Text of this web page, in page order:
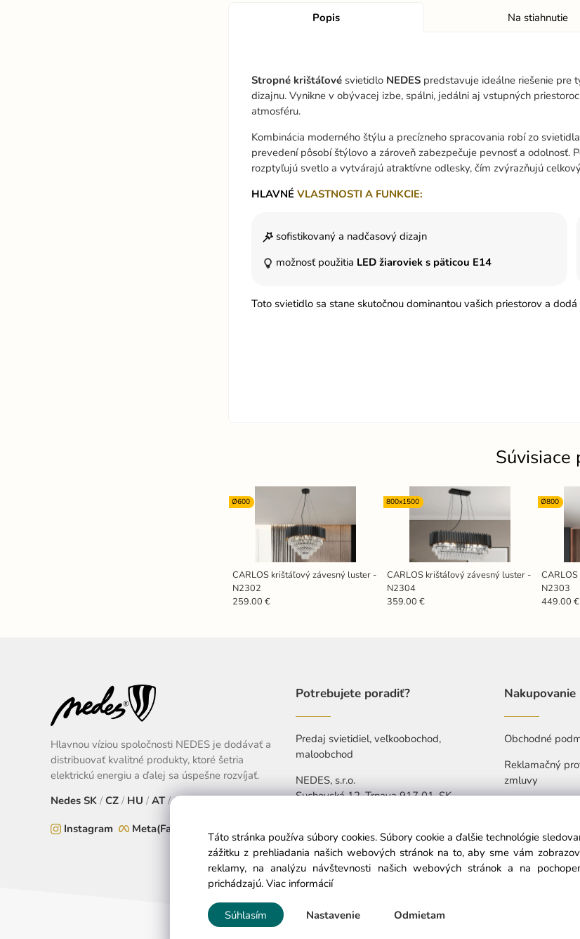
Popis Na stiahnutie
Stropné krištáľovésvietidlo NEDESpredstavuje ideálne riešenie pre
dizajnu. Vynikne v obývacej izbe, spálni, jedálni aj vstupných
atmosféru.
Kombinácia moderného štýlu a precízneho spracovania robí zo
prevedení pôsobí štýlovo a zároveň zabezpečuje pevnosť a odolnosť.
rozptyľujú svetlo a vytvárajú atraktívne odlesky, čím zvýrazňujú
HLAVNÉ VLASTNOSTI A FUNKCIE:
sofistikovaný a nadčasový dizajn
možnosť použitia LED žiaroviek s päticou E14
Toto svietidlo sa stane skutočnou dominantou vašich priestorov a
Súvisiace
CARLOS krištáľový závesný luster -
N2302
Ø600
259.00 €
CARLOS krištáľový závesný luster -
N2304
800x1500
359.00 €
N2303
Ø800
449.00 €
Hlavnou víziou spoločnosti NEDES je dodávať a
distribuovať kvalitné produkty, ktoré šetria
elektrickú energiu a ďalej sa úspešne rozvíjať.
Nedes SK / CZ / HU / AT /EU
Instagram
Meta(Facebook)
Potrebujete poradiť?
Predaj svietidiel, veľkoobochod,
maloobchod
NEDES, s.r.o.
Suchovská 12, Trnava 917 01, SK
Pon-Pia: 7:30-15:30
info@nedes.sk
Nakupovanie
Obchodné
Reklamačný
zmluvy
Vyhlásenie o
© Copyright © 2025 nedes.sk, All rights reserved
Táto stránka používa súbory cookies. Súbory cookie a ďalšie technológie
zážitku z prehliadania našich webových stránok na to, aby sme vám
reklamy, na analýzu návštevnosti našich webových stránok a na
prichádzajú. Viac informácií
Súhlasím Nastavenie Odmietam